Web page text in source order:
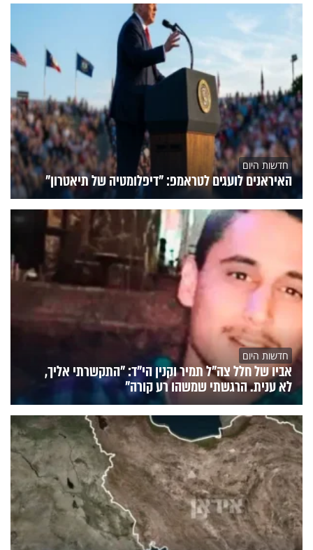
חדשות היום
האיראנים לועגים לטראמפ: "דיפלומטיה של תיאטרון"
חדשות היום
אביו של חלל צה"ל תמיר וקנין הי"ד: "התקשרתי אליך,
לא ענית. הרגשתי שמשהו רע קורה"